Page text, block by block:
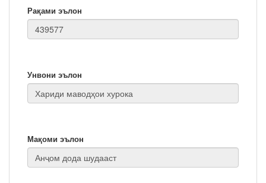
Рақами эълон
Унвони эълон
Мақоми эълон